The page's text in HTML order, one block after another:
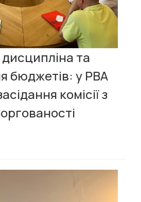
та
бюджетів: у РВА
комісії з